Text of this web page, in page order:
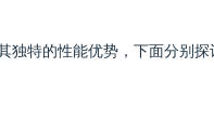
独特的性能优势，下面分别